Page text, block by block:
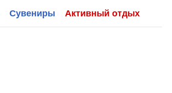
Сувениры Активный отдых